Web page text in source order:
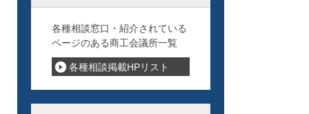
各種相談窓口・紹介されている
ページのある商工会議所一覧
各種相談掲載HPリスト